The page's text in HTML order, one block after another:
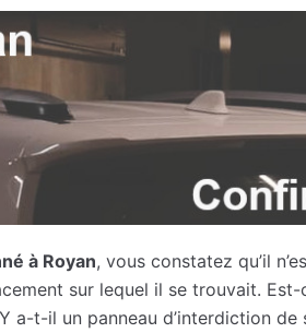
à Royan, vous constatez qu’il
sur lequel il se trouvait. Est-
a-t-il un panneau d’interdiction de